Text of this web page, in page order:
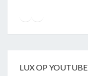
LUX OP YOUTUBE